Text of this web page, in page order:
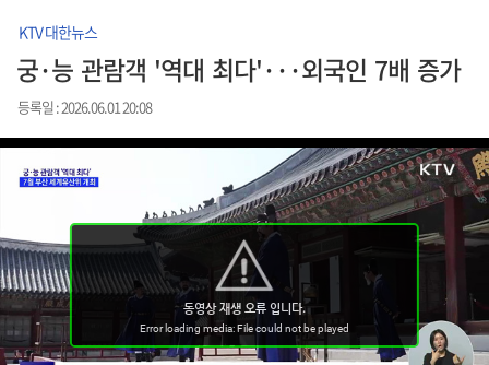
KTV 대한뉴스
궁·능 관람객 '역대 최다'···외국인 7배 증가
등록일 : 2026.06.01 20:08